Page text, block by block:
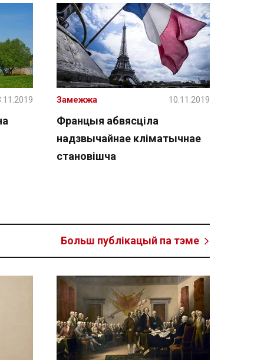
Францыя абвясціла
надзвычайнае кліматычнае
становішча
Замежжа 10.11.2019
Больш публікацый па тэме